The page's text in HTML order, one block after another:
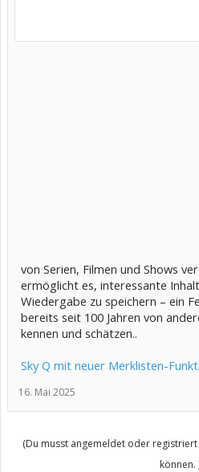
von Serien, Filmen und Shows
ermöglicht es, interessante
Wiedergabe zu speichern – ein
bereits seit 100 Jahren von
kennen und schätzen..
Sky Q mit neuer Merklisten-
16. Mai 2025
(Du musst angemeldet oder
können.